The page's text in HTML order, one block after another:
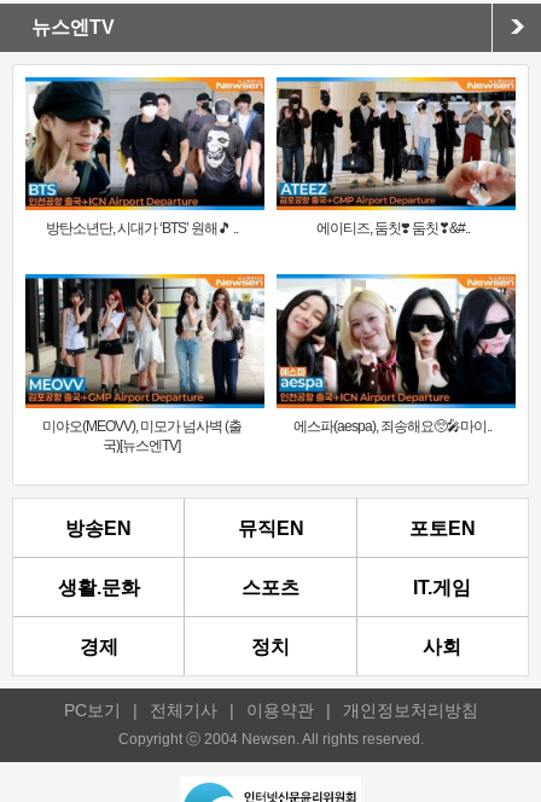
뉴스엔TV
방탄소년단, 시대가 ‘BTS’ 원해🎵 .. 에이티즈, 둠칫❣️ 둠칫❣&#..
미야오(MEOVV), 미모가 넘사벽 (출
국)[뉴스엔TV]
에스파(aespa), 죄송해요🥺🎤마이..
방송EN 뮤직EN 포토EN
생활.문화 스포츠 IT.게임
경제 정치 사회
PC보기 | 전체기사 | 이용약관 | 개인정보처리방침
Copyright ⓒ 2004 Newsen. All rights reserved.